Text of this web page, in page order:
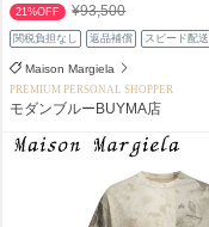
21%OFF ¥93,500
関税負担なし 返品補償 スピード配送
Maison Margiela
PREMIUM PERSONAL SHOPPER
モダンブルーBUYMA店